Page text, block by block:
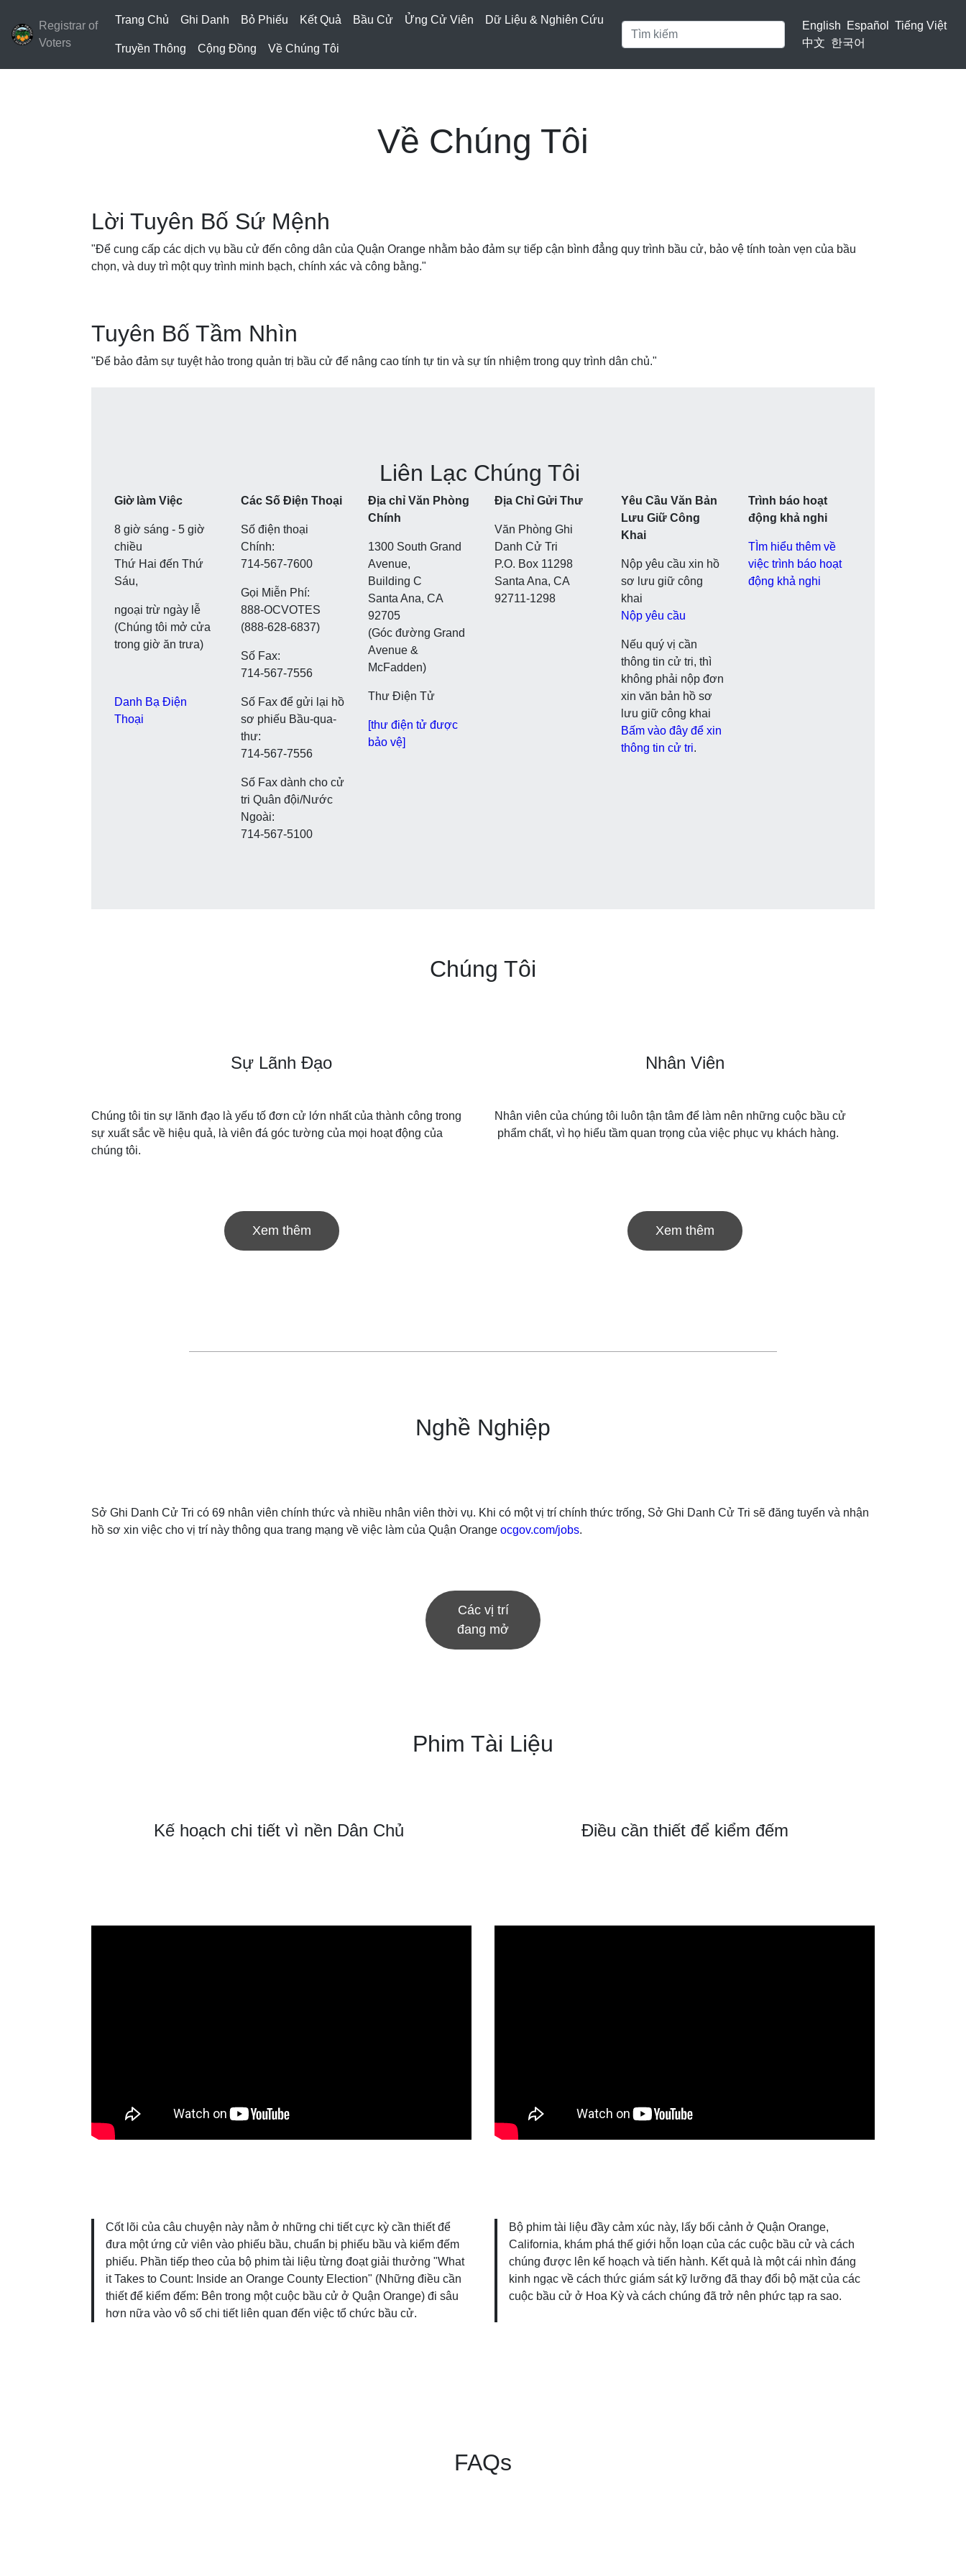
Registrar of
Voters
Trang Chủ Ghi Danh Bỏ Phiếu Kết Quả Bầu Cử Ửng Cử Viên Dữ Liệu & Nghiên Cứu
Truyền Thông Cộng Đồng Về Chúng Tôi
English Español
Tiếng Việt
中文 한국어
Về Chúng Tôi
Lời Tuyên Bố Sứ Mệnh
"Để cung cấp các dịch vụ bầu cử đến công dân của Quận Orange nhằm bảo đảm sự tiếp cận bình đẳng quy trình bầu cử, bảo vệ tính toàn vẹn của bầu
chọn, và duy trì một quy trình minh bạch, chính xác và công bằng."
Tuyên Bố Tầm Nhìn
"Để bảo đảm sự tuyệt hảo trong quản trị bầu cử để nâng cao tính tự tin và sự tín nhiệm trong quy trình dân chủ."
Liên Lạc Chúng Tôi
Giờ làm Việc
8 giờ sáng - 5 giờ
chiều
Thứ Hai đến Thứ
Sáu,
ngoại trừ ngày lễ
(Chúng tôi mở cửa
trong giờ ăn trưa)
Danh Bạ Điện
Thoại
Các Số Điện Thoại
Số điện thoại
Chính:
714-567-7600
Gọi Miễn Phí:
888-OCVOTES
(888-628-6837)
Số Fax:
714-567-7556
Số Fax để gửi lại hồ
sơ phiếu Bầu-qua-
thư:
714-567-7556
Số Fax dành cho cử
tri Quân đội/Nước
Ngoài:
714-567-5100
Địa chỉ Văn Phòng
Chính
1300 South Grand
Avenue,
Building C
Santa Ana, CA
92705
(Góc đường Grand
Avenue &
McFadden)
Thư Điện Tử
[thư điện tử được
bảo vệ]
Địa Chỉ Gửi Thư
Văn Phòng Ghi
Danh Cử Tri
P.O. Box 11298
Santa Ana, CA
92711-1298
Yêu Cầu Văn Bản
Lưu Giữ Công
Khai
Nộp yêu cầu xin hồ
sơ lưu giữ công
khai
Nộp yêu cầu
Nếu quý vị cần
thông tin cử tri, thì
không phải nộp đơn
xin văn bản hồ sơ
lưu giữ công khai
Bấm vào đây để xin
thông tin cử tri.
Trình báo hoạt
động khả nghi
TÌm hiểu thêm về
việc trình báo hoạt
động khả nghi
Chúng Tôi
Sự Lãnh Đạo
Chúng tôi tin sự lãnh đạo là yếu tố đơn cử lớn nhất của thành công trong
sự xuất sắc về hiệu quả, là viên đá góc tường của mọi hoạt động của
chúng tôi.
Xem thêm
Nhân Viên
Nhân viên của chúng tôi luôn tận tâm để làm nên những cuộc bầu cử
phẩm chất, vì họ hiểu tầm quan trọng của việc phục vụ khách hàng.
Xem thêm
Nghề Nghiệp
Sở Ghi Danh Cử Tri có 69 nhân viên chính thức và nhiều nhân viên thời vụ. Khi có một vị trí chính thức trống, Sở Ghi Danh Cử Tri sẽ đăng tuyển và nhận
hồ sơ xin việc cho vị trí này thông qua trang mạng về việc làm của Quận Orange ocgov.com/jobs.
Các vị trí
đang mở
Phim Tài Liệu
Kế hoạch chi tiết vì nền Dân Chủ
Cốt lõi của câu chuyện này nằm ở những chi tiết cực kỳ cần thiết để
đưa một ứng cử viên vào phiếu bầu, chuẩn bị phiếu bầu và kiểm đếm
phiếu. Phần tiếp theo của bộ phim tài liệu từng đoạt giải thưởng "What
it Takes to Count: Inside an Orange County Election" (Những điều cần
thiết để kiểm đếm: Bên trong một cuộc bầu cử ở Quận Orange) đi sâu
hơn nữa vào vô số chi tiết liên quan đến việc tổ chức bầu cử.
Điều cần thiết để kiểm đếm
Bộ phim tài liệu đầy cảm xúc này, lấy bối cảnh ở Quận Orange,
California, khám phá thế giới hỗn loạn của các cuộc bầu cử và cách
chúng được lên kế hoạch và tiến hành. Kết quả là một cái nhìn đáng
kinh ngạc về cách thức giám sát kỹ lưỡng đã thay đổi bộ mặt của các
cuộc bầu cử ở Hoa Kỳ và cách chúng đã trở nên phức tạp ra sao.
FAQs